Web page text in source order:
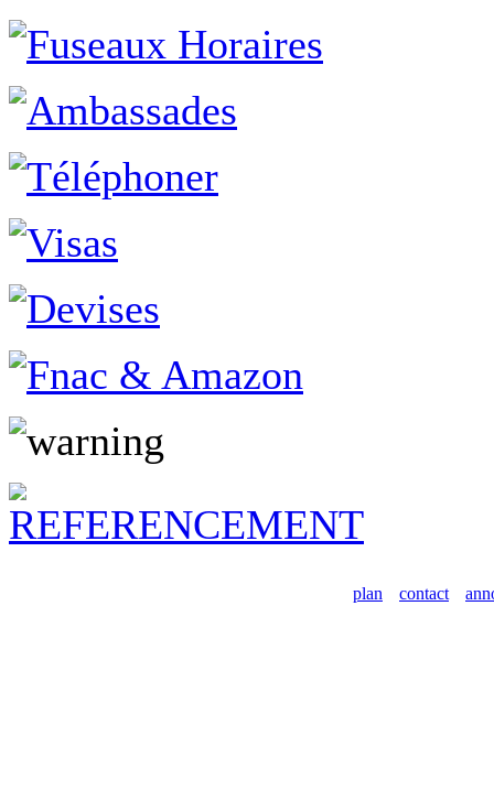
plan contact